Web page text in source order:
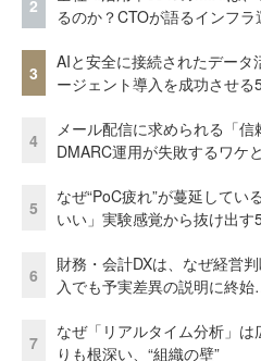
2
るのか？CTOが語るインフラ
3
AIと安全に接続されたデー
ージェント導入を成功させる
4
メール配信に求められる「
DMARC運用が失敗するワケ
5
なぜ“PoC疲れ”が蔓延して
いい」実験感覚から抜け出
6
財務・会計DXは、なぜ経営
入でも予実差異の説明に終
7
なぜ「リアルタイム分析」
りも根深い、“組織の壁”